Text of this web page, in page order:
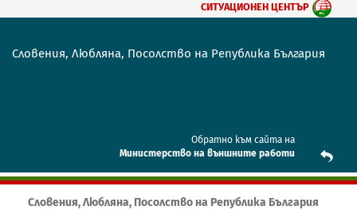
СИТУАЦИОНЕН ЦЕНТЪР
Словения, Любляна, Посолство на Република България
Обратно към сайта на
Mинистерство на външните работи
Словения, Любляна, Посолство на Република България